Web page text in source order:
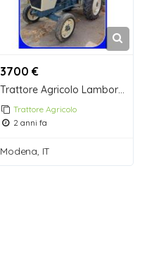
3700 €
Trattore Agricolo Lamborghini R 235 due ruote motrici
Trattore Agricolo
2 anni fa
Modena, IT